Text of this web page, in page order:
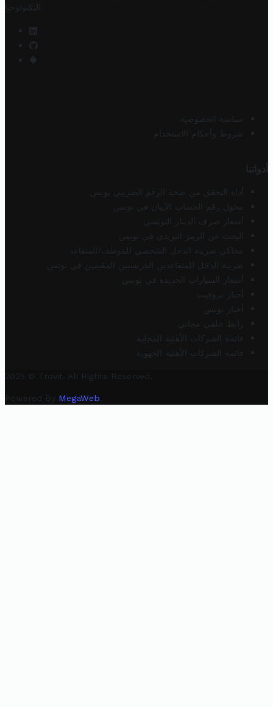
التكنولوجيا
سياسة الخصوصية
شروط وأحكام الاستخدام
أدواتنا
أداة التحقق من صحة الرقم الضريبي تونس
محول رقم الحساب الآيبان في تونس
أسعار صرف الدينار التونسي
البحث عن الرمز البريدي في تونس
محاكي ضريبة الدخل الشخصي للموظف/المتقاعد
ضريبة الدخل للمتقاعدين الفرنسيين المقيمين في تونس
أسعار السيارات الجديدة في تونس
أخبار تروفيت
أخبار تونس
رابط خلفي مجاني
قائمة الشركات الأهلية المحلية
قائمة الشركات الأهلية الجهوية
2025 © Trovit. All Rights Reserved.
Powered By MegaWeb